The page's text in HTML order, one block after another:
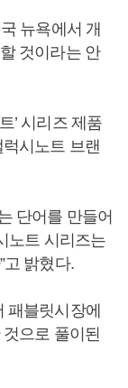
뉴욕에서 개
것이라는 안
’ 시리즈 제품
시노트 브랜
단어를 만들어
노트 시리즈는
고 밝혔다.
패블릿시장에
으로 풀이된